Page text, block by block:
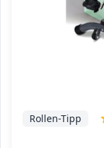
Rollen-Tipp